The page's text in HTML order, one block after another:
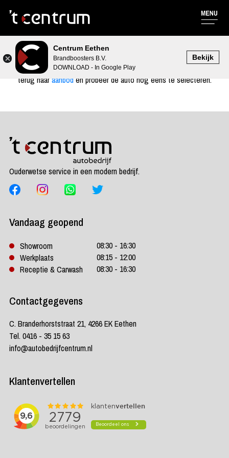
Centrum Eethen
Brandboosters B.V.
DOWNLOAD - In Google Play
Bekijk
Er is iets mis gegaan, we hebben het voertuig niet kunnen vinden. Ga
terug naaraanbod en probeer de auto nog eens te selecteren.
Ouderwetse service in een modern bedrijf.
Vandaag geopend
Showroom
08:30 - 16:30
Werkplaats
08:15 - 12:00
Receptie & Carwash
08:30 - 16:30
Contactgegevens
C. Branderhorststraat 21, 4266 EK Eethen
Tel. 0416 - 35 15 63
info@autobedrijfcentrum.nl
Klantenvertellen